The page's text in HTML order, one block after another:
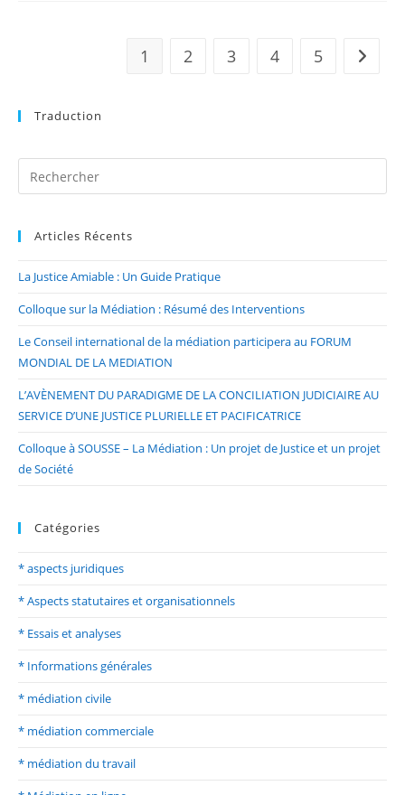
1 2 3 4 5
Traduction
Articles Récents
La Justice Amiable : Un Guide Pratique
Colloque sur la Médiation : Résumé des Interventions
Le Conseil international de la médiation participera au FORUM
MONDIAL DE LA MEDIATION
L’AVÈNEMENT DU PARADIGME DE LA CONCILIATION JUDICIAIRE AU
SERVICE D’UNE JUSTICE PLURIELLE ET PACIFICATRICE
Colloque à SOUSSE – La Médiation : Un projet de Justice et un projet
de Société
Catégories
* aspects juridiques
* Aspects statutaires et organisationnels
* Essais et analyses
* Informations générales
* médiation civile
* médiation commerciale
* médiation du travail